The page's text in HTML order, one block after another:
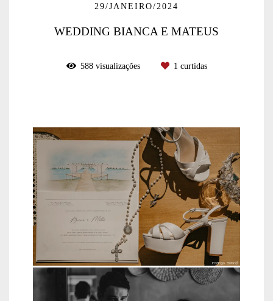
29/JANEIRO/2024
WEDDING BIANCA E MATEUS
588visualizações 1 curtidas